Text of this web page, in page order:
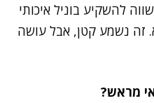
להשקיע בוניל איכותי
זה נשמע קטן, אבל עושה